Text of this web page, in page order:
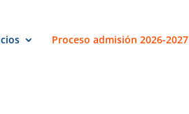
Proceso admisión 2026-2027